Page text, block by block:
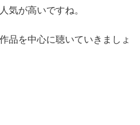
気が高いですね。
品を中心に聴いていきましょ